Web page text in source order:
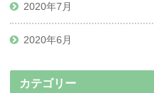
2020年7月
2020年6月
カテゴリー